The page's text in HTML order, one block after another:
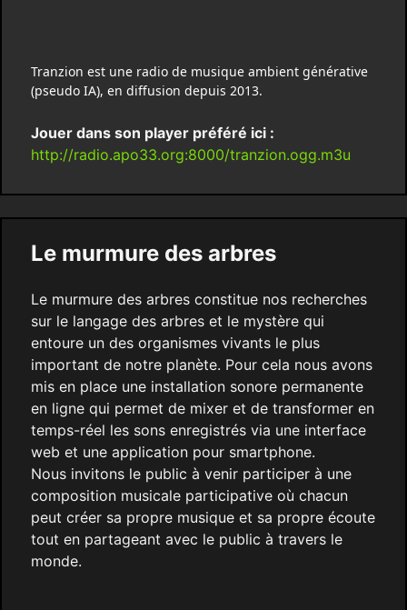
Tranzion est une radio de musique ambient générative
(pseudo IA), en diffusion depuis 2013.
Jouer dans son player préféré ici :
http://radio.apo33.org:8000/tranzion.ogg.m3u
Le murmure des arbres
Le murmure des arbres constitue nos recherches
sur le langage des arbres et le mystère qui
entoure un des organismes vivants le plus
important de notre planète. Pour cela nous avons
mis en place une installation sonore permanente
en ligne qui permet de mixer et de transformer en
temps-réel les sons enregistrés via une interface
web et une application pour smartphone.
Nous invitons le public à venir participer à une
composition musicale participative où chacun
peut créer sa propre musique et sa propre écoute
tout en partageant avec le public à travers le
monde.